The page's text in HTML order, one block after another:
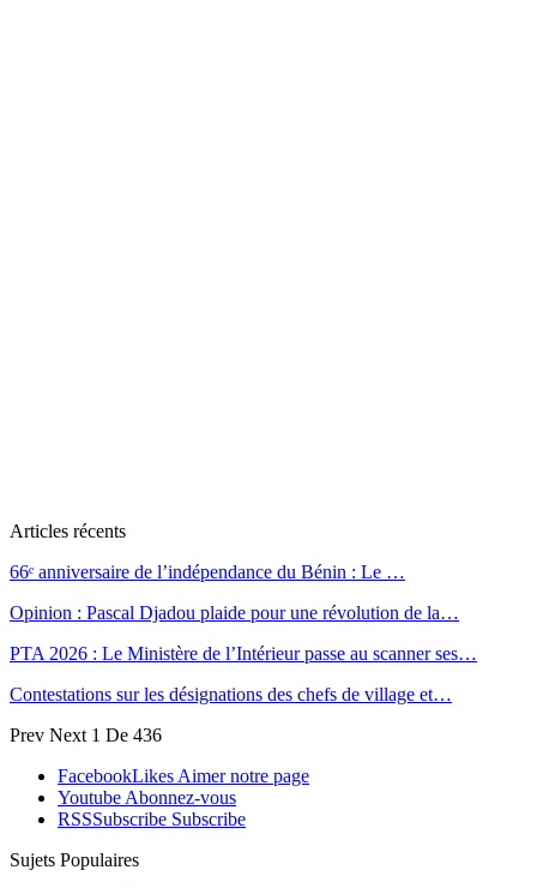
Articles récents
66ᵉ anniversaire de l’indépendance du Bénin : Le …
Opinion : Pascal Djadou plaide pour une révolution de la…
PTA 2026 : Le Ministère de l’Intérieur passe au scanner ses…
Contestations sur les désignations des chefs de village et…
Prev Next 1 De 436
FacebookLikes Aimer notre page
Youtube Abonnez-vous
RSSSubscribe Subscribe
Sujets Populaires